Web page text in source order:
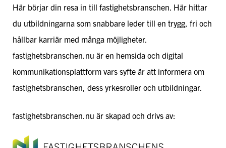
Här börjar din resa in till fastighetsbranschen. Här hittar
du utbildningarna som snabbare leder till en trygg, fri och
hållbar karriär med många möjligheter.
fastighetsbranschen.nu är en hemsida och digital
kommunikationsplattform vars syfte är att informera om
fastighetsbranschen, dess yrkesroller och utbildningar.
fastighetsbranschen.nu är skapad och drivs av: